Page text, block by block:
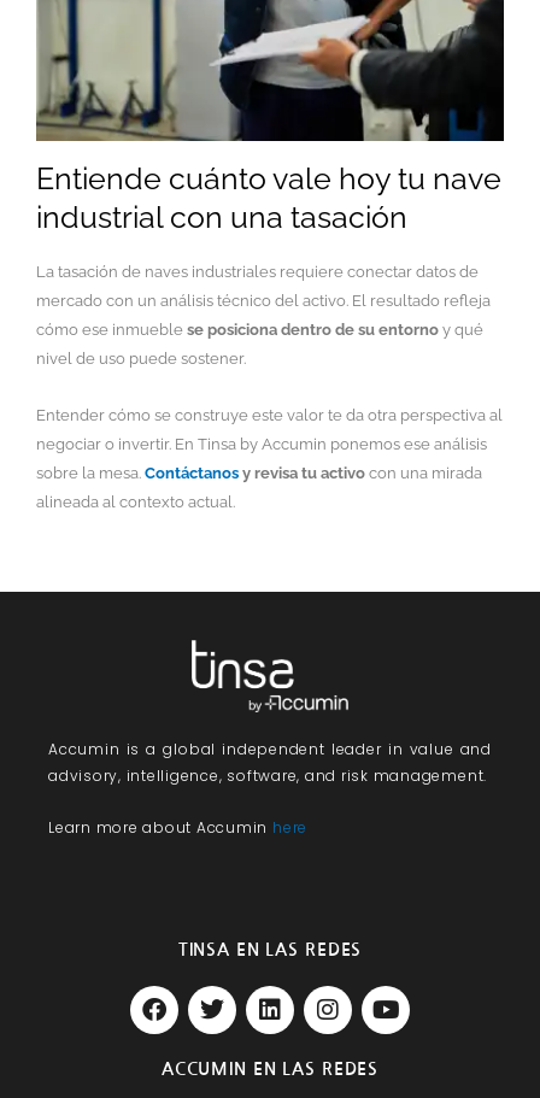
Entiende cuánto vale hoy tu nave
industrial con una tasación
La tasación de naves industriales requiere conectar datos de
mercado con un análisis técnico del activo. El resultado refleja
cómo ese inmueble se posiciona dentro de su entorno y qué
nivel de uso puede sostener.
Entender cómo se construye este valor te da otra perspectiva al
negociar o invertir. En Tinsa by Accumin ponemos ese análisis
sobre la mesa. Contáctanos y revisa tu activo con una mirada
alineada al contexto actual.
Accumin is a global independent leader in value and
advisory, intelligence, software, and risk management.
Learn more about Accumin here
TINSA EN LAS REDES
F
a
e
T
w
t
L
i
k
I
n
t
Y
o
ACCUMIN EN LAS REDES